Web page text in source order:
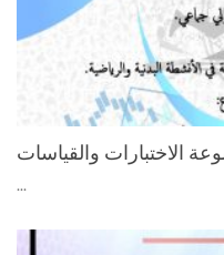
الاختبارات والقياسات
...